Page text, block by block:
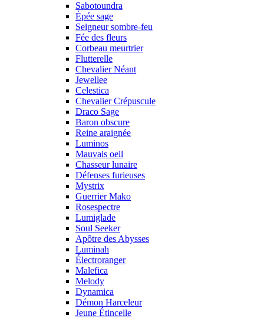
Sabotoundra
Épée sage
Seigneur sombre-feu
Fée des fleurs
Corbeau meurtrier
Flutterelle
Chevalier Néant
Jewellee
Celestica
Chevalier Crépuscule
Draco Sage
Baron obscure
Reine araignée
Luminos
Mauvais oeil
Chasseur lunaire
Défenses furieuses
Mystrix
Guerrier Mako
Rosespectre
Lumiglade
Soul Seeker
Apôtre des Abysses
Luminah
Électroranger
Malefica
Melody
Dynamica
Démon Harceleur
Jeune Étincelle